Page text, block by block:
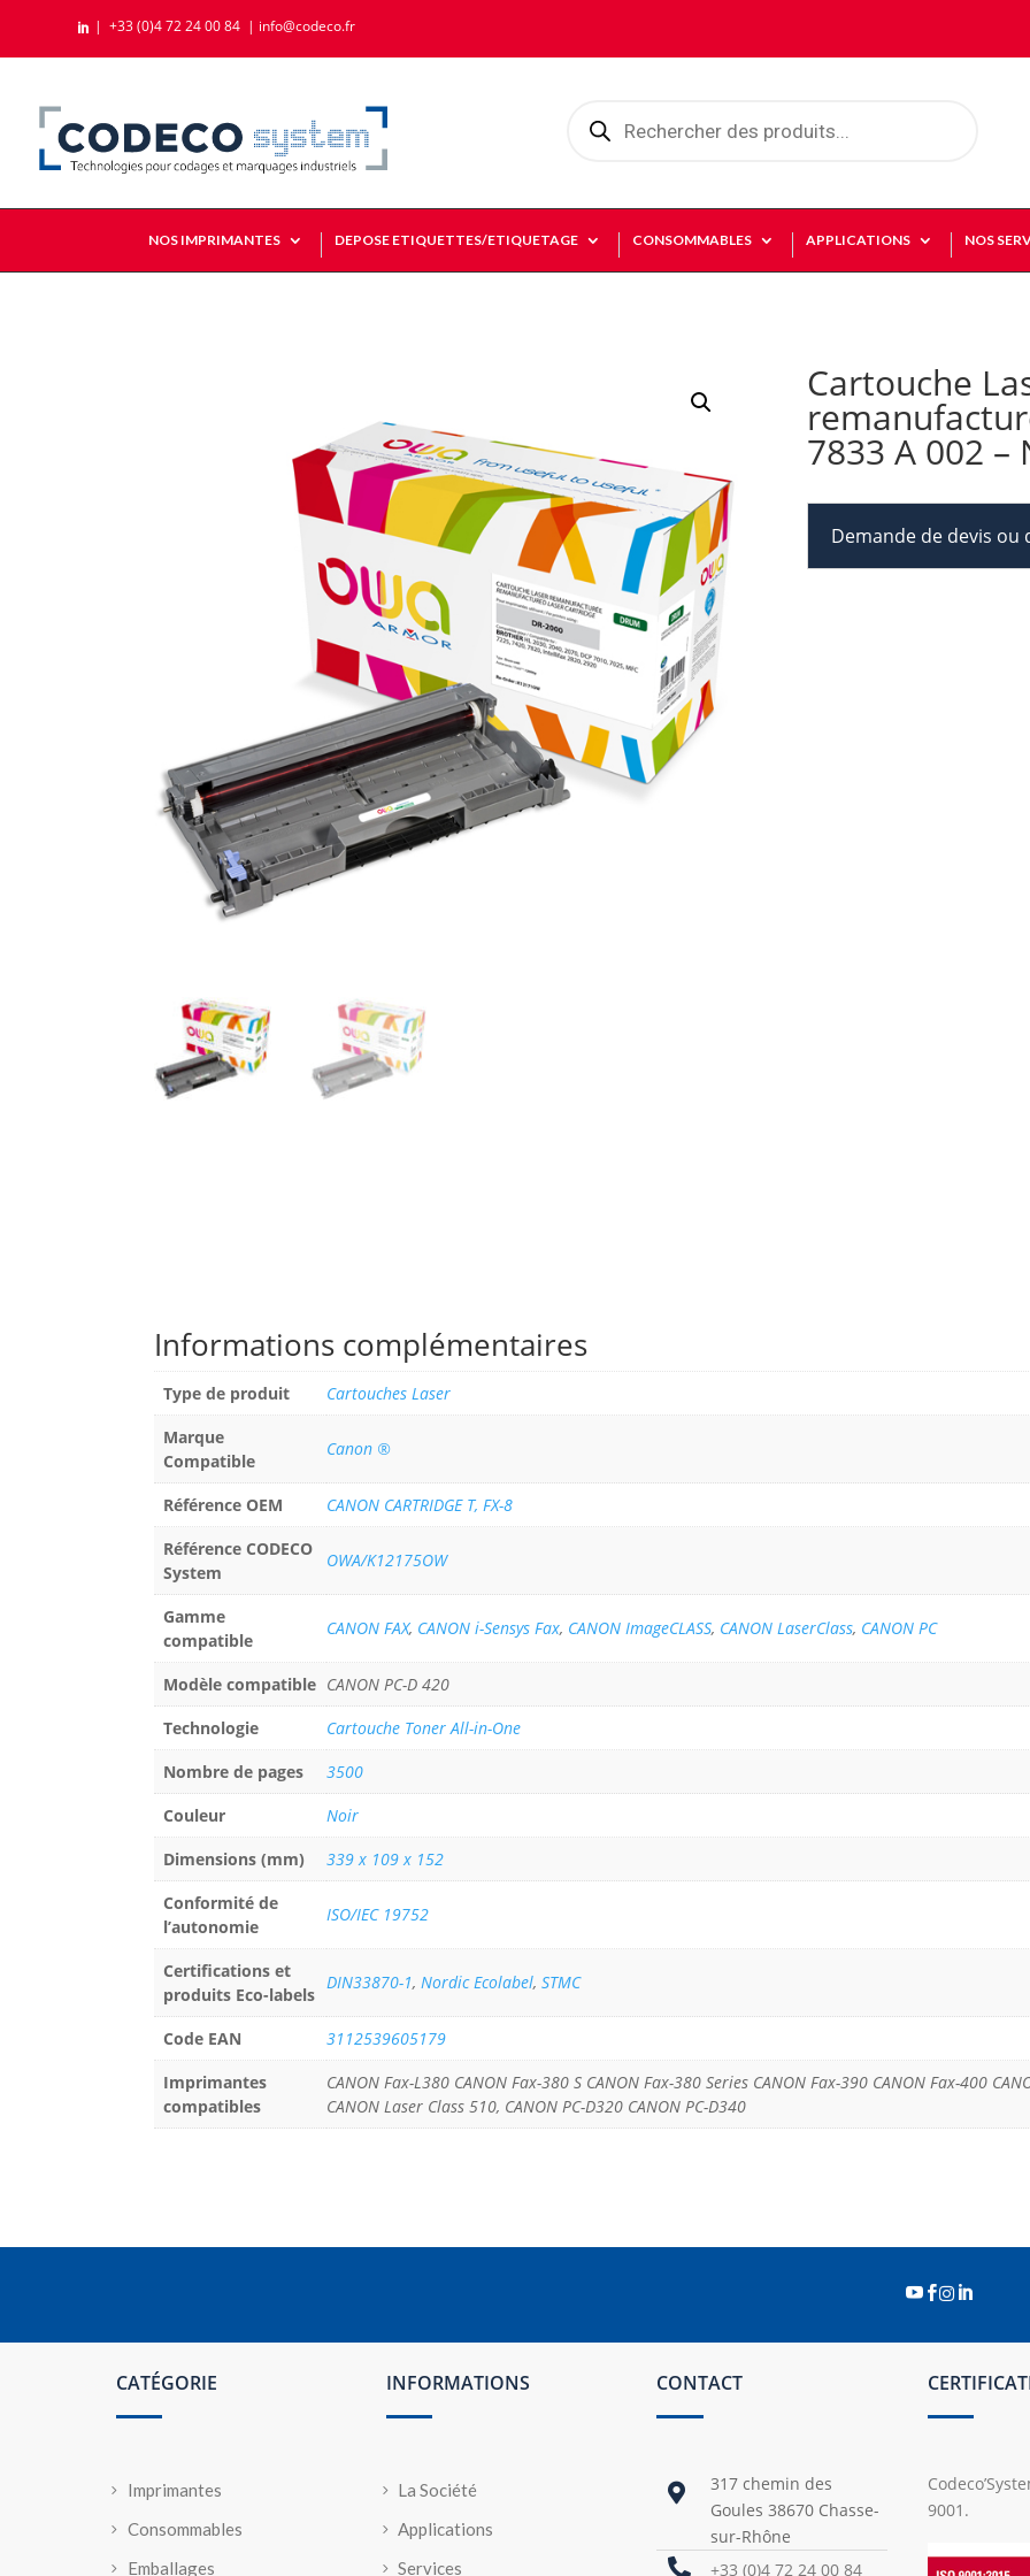
 | +33 (0)4 72 24 00 84 | info@codeco.fr
produits
NOS IMPRIMANTES DEPOSE ETIQUETTES/ETIQUETAGE CONSOMMABLES APPLICATIONS NOS
Cartouche
7833 A 002 –
Demande de devis
Informations complémentaires
Type de produit
Cartouches Laser
Marque
Compatible
Canon ®
Référence OEM
CANON CARTRIDGE T, FX-8
Référence CODECO
System
OWA/K12175OW
Gamme
compatible
CANON FAX, CANON i-Sensys Fax, CANON ImageCLASS, CANON LaserClass, CANON PC
Modèle compatible CANON PC-D 420
Technologie
Cartouche Toner All-in-One
Nombre de pages
3500
Couleur
Noir
Dimensions (mm)
339 x 109 x 152
Conformité de
l’autonomie
ISO/IEC 19752
Certifications et
produits Eco-labels
DIN33870-1,Nordic Ecolabel,STMC
Code EAN
3112539605179
Imprimantes
compatibles
CANON Fax-L380 CANON Fax-380 S CANON Fax-380 Series CANON Fax-390 CANON Fax-400
CANON Laser Class 510, CANON PC-D320 CANON PC-D340
 
CATÉGORIE
Imprimantes
Consommables
Emballages
INFORMATIONS
La Société
Applications
Services
CONTACT

317 chemin des
Goules 38670 Chasse-
sur-Rhône
 +33 (0)4 72 24 00 84
9001.